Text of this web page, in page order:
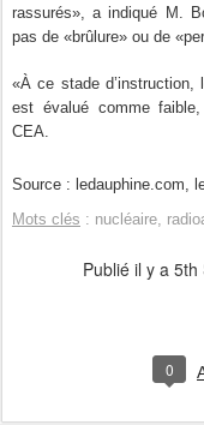
rassurés», a indiqué M.
pas de «brûlure» ou de
«À ce stade d’instruction,
est évalué comme
CEA.
Source : ledauphine.com,
Mots clés : nucléaire,
Publié il y a 5th
0